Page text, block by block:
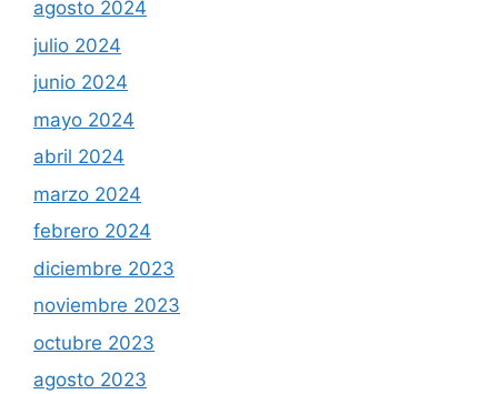
agosto 2024
julio 2024
junio 2024
mayo 2024
abril 2024
marzo 2024
febrero 2024
diciembre 2023
noviembre 2023
octubre 2023
agosto 2023